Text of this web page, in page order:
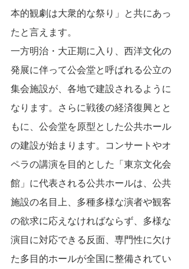
本的観劇は大衆的な祭り」と共にあっ
たと言えます。
一方明治・大正期に入り、西洋文化の
発展に伴って公会堂と呼ばれる公立の
集会施設が、各地で建設されるように
なります。さらに戦後の経済復興とと
もに、公会堂を原型とした公共ホール
の建設が始まります。コンサートやオ
ペラの講演を目的とした「東京文化会
館」に代表される公共ホールは、公共
施設の名目上、多種多様な演者や観客
の欲求に応えなければならず、多様な
演目に対応できる反面、専門性に欠け
た多目的ホールが全国に整備されてい